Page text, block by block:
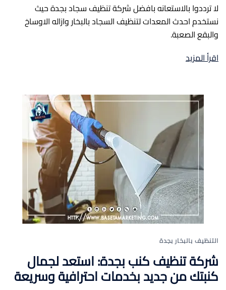
لا ترددوا بالاستعانه بافضل شركة تنظيف سجاد بجدة حيث
نستخدم احدث المعدات لتنظيف السجاد بالبخار وازاله الاوساخ
والبقع الصعبة.
اقرأ المزيد
التنظيف بالبخار بجدة
شركة تنظيف كنب بجدة: استعد لجمال
كنبتك من جديد بخدمات احترافية وسريعة